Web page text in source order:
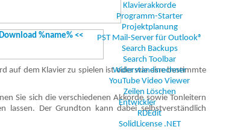
Klavierakkorde
Programm-Starter
Projektplanung
PST Mail-Server für Outlook®
Search Backups
Search Toolbar
Widerstandsrechner
YouTube Video Viewer
Zeilen Löschen
Entwickler
RDEdit
SolidLicense .NET
auf dem Klavier zu spielen ist oder wie eine bestimmte
Sie sich die verschiedenen Akkorde sowie Tonleitern
lassen. Der Grundton kann dabei selbstverständlich